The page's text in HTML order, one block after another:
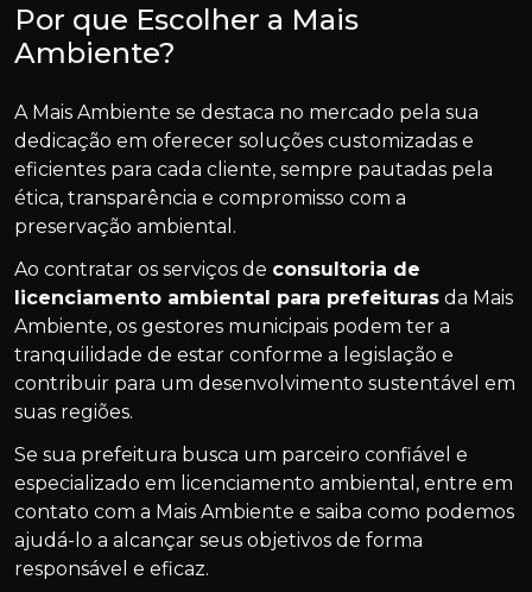
Por que Escolher a Mais
Ambiente?
A Mais Ambiente se destaca no mercado pela sua
dedicação em oferecer soluções customizadas e
eficientes para cada cliente, sempre pautadas pela
ética, transparência e compromisso com a
preservação ambiental.
Ao contratar os serviços de consultoria de
licenciamento ambiental para prefeituras da Mais
Ambiente, os gestores municipais podem ter a
tranquilidade de estar conforme a legislação e
contribuir para um desenvolvimento sustentável em
suas regiões.
Se sua prefeitura busca um parceiro confiável e
especializado em licenciamento ambiental, entre em
contato com a Mais Ambiente e saiba como podemos
ajudá-lo a alcançar seus objetivos de forma
responsável e eficaz.